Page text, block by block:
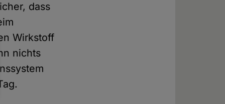
dass
Wirkstoff
nichts